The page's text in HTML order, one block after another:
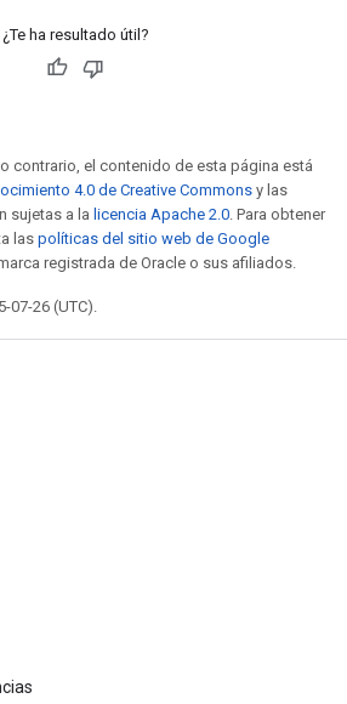
¿Te ha resultado útil?
contrario, el contenido de esta página está
4.0 de Creative Commons y las
sujetas a la licencia Apache 2.0. Para obtener
las políticas del sitio web de Google
registrada de Oracle o sus afiliados.
07-26 (UTC).